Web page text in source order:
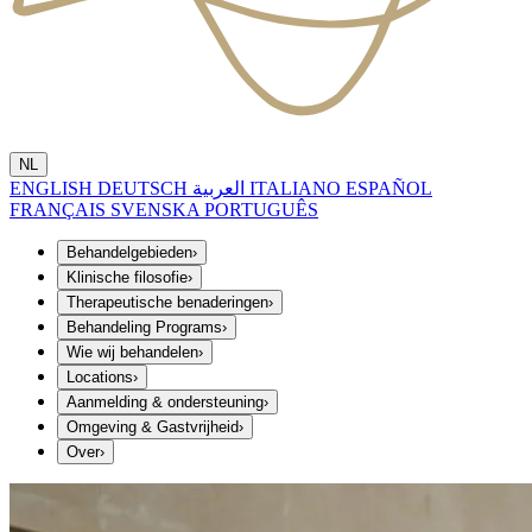
NL
ENGLISH DEUTSCH ITALIANO ESPAÑOL
FRANÇAIS SVENSKA PORTUGUÊS
Behandelgebieden›
Klinische filosofie›
Therapeutische benaderingen›
Behandeling Programs›
Wie wij behandelen›
Locations›
Aanmelding & ondersteuning›
Omgeving & Gastvrijheid›
Over›